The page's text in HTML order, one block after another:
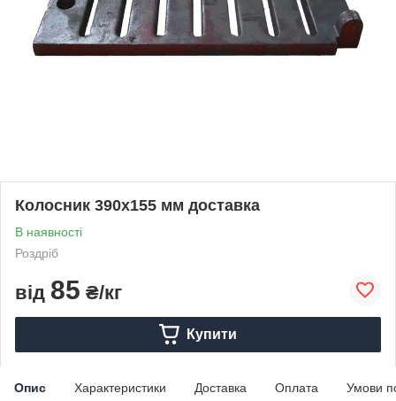
Колосник 390х155 мм доставка
В наявності
Роздріб
від 85 ₴/кг
Купити
Опис Характеристики Доставка Оплата Умови